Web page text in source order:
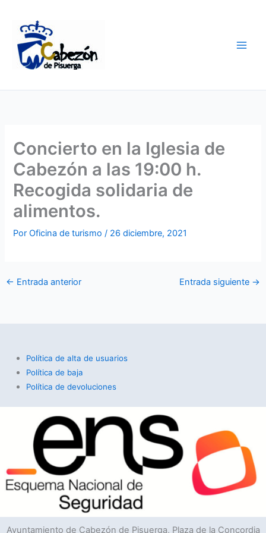
contenido
Concierto en la Iglesia de
Cabezón a las 19:00 h.
Recogida solidaria de
alimentos.
PorOficina de turismo/ 26 diciembre, 2021
← Entrada anterior Entrada siguiente →
Política de alta de usuarios
Política de baja
Política de devoluciones
Ayuntamiento de Cabezón de Pisuerga, Plaza de la Concordia